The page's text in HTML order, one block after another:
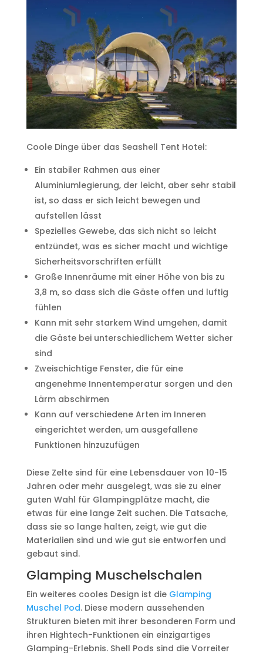
Coole Dinge über das Seashell Tent Hotel:
Ein stabiler Rahmen aus einer
Aluminiumlegierung, der leicht, aber sehr stabil
ist, so dass er sich leicht bewegen und
aufstellen lässt
Spezielles Gewebe, das sich nicht so leicht
entzündet, was es sicher macht und wichtige
Sicherheitsvorschriften erfüllt
Große Innenräume mit einer Höhe von bis zu
3,8 m, so dass sich die Gäste offen und luftig
fühlen
Kann mit sehr starkem Wind umgehen, damit
die Gäste bei unterschiedlichem Wetter sicher
sind
Zweischichtige Fenster, die für eine
angenehme Innentemperatur sorgen und den
Lärm abschirmen
Kann auf verschiedene Arten im Inneren
eingerichtet werden, um ausgefallene
Funktionen hinzuzufügen
Diese Zelte sind für eine Lebensdauer von 10-15
Jahren oder mehr ausgelegt, was sie zu einer
guten Wahl für Glampingplätze macht, die
etwas für eine lange Zeit suchen. Die Tatsache,
dass sie so lange halten, zeigt, wie gut die
Materialien sind und wie gut sie entworfen und
gebaut sind.
Glamping Muschelschalen
Ein weiteres cooles Design ist die Glamping
Muschel Pod. Diese modern aussehenden
Strukturen bieten mit ihrer besonderen Form und
ihren Hightech-Funktionen ein einzigartiges
Glamping-Erlebnis. Shell Pods sind die Vorreiter